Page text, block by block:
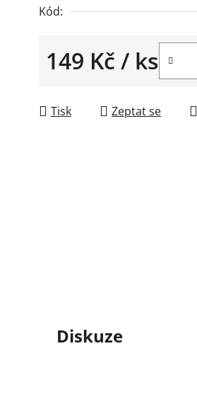
Kód:
149 Kč / ks
Tisk Zeptat se
Diskuze